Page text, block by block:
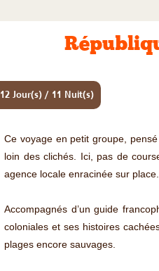
12 Jour(s) / 11 Nuit(s)
Ce voyage en petit groupe,
loin des clichés. Ici, pas de
agence locale enracinée sur place.
Accompagnés d’un guide
coloniales et ses histoires
plages encore sauvages.